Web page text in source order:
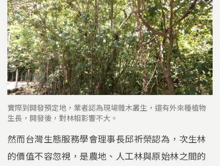
實際到開發預定地，業者認為現場雜木叢生，還有外來種植物
生長，開發後，對林相影響不大。
然而台灣生態服務學會理事長邱祈榮認為，次生林
的價值不容忽視，是農地、人工林與原始林之間的